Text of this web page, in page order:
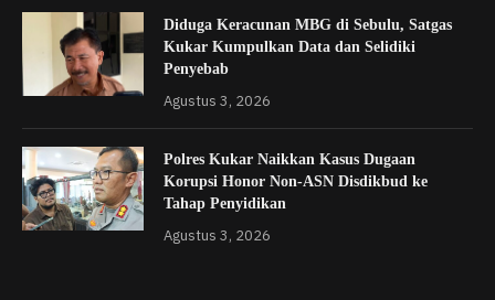
Diduga Keracunan MBG di Sebulu, Satgas
Kukar Kumpulkan Data dan Selidiki
Penyebab
Agustus 3, 2026
Polres Kukar Naikkan Kasus Dugaan
Korupsi Honor Non-ASN Disdikbud ke
Tahap Penyidikan
Agustus 3, 2026